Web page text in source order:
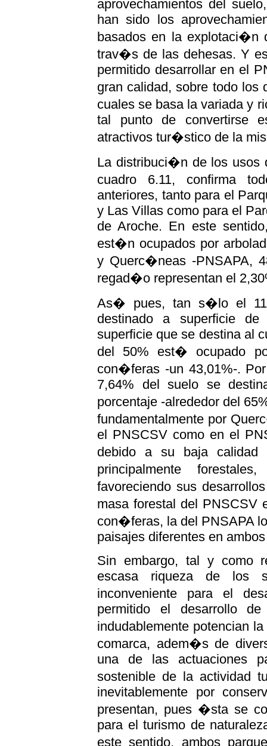
aprovechamientos del
han sido los
basados en la explotaci�n
trav�s de las dehesas. Y
permitido desarrollar en el
gran calidad, sobre todo
cuales se basa la variada y
tal punto de convertirse
atractivos tur�stico de la
La distribuci�n de los usos
cuadro 6.11, confirma
anteriores, tanto para el
y Las Villas como para el
de Aroche. En este
est�n ocupados por
y Querc�neas -PNSAPA,
regad�o representan el
As� pues, tan s�lo el
destinado a superficie
superficie que se destina al
del 50% est� ocupado
con�feras -un 43,01%-.
7,64% del suelo se
porcentaje -alrededor del
fundamentalmente por
el PNSCSV como en el
debido a su baja
principalmente
favoreciendo sus
masa forestal del PNSCSV
con�feras, la del PNSAPA
paisajes diferentes en
Sin embargo, tal y como
escasa riqueza de los
inconveniente para el
permitido el desarrollo
indudablemente potencian
comarca, adem�s de
una de las actuaciones
sostenible de la actividad
inevitablemente por
presentan, pues �sta se
para el turismo de
este sentido, ambos